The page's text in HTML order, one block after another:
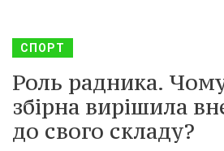
СПОРТ
Роль радника.
збірна вирішила
до свого складу?